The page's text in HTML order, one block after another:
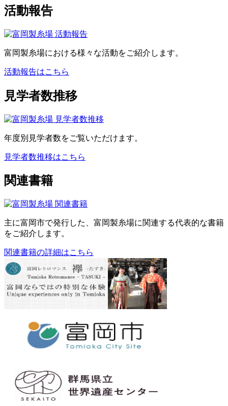
活動報告
富岡製糸場における様々な活動をご紹介します。
活動報告はこちら
見学者数推移
年度別見学者数をご覧いただけます。
見学者数推移はこちら
関連書籍
主に富岡市で発行した、富岡製糸場に関連する代表的な書籍
をご紹介します。
関連書籍の詳細はこちら